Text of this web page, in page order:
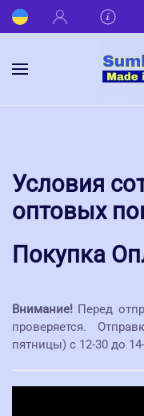
Условия
оптовых
Покупка
Внимание! Перед
проверяется.
пятницы) с 12-30 до